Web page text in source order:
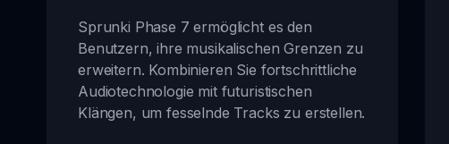
Sprunki Phase 7 ermöglicht es den
Benutzern, ihre musikalischen Grenzen zu
erweitern. Kombinieren Sie fortschrittliche
Audiotechnologie mit futuristischen
Klängen, um fesselnde Tracks zu erstellen.